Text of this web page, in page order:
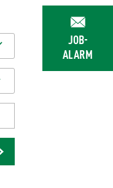
JOB-
ALARM